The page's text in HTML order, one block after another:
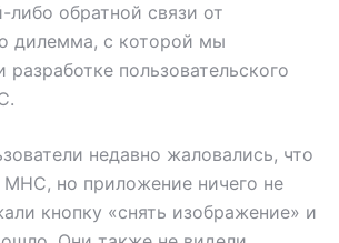
обратной связи от
дилемма, с которой мы
разработке пользовательского
недавно жаловались, что
но приложение ничего не
кнопку «снять изображение» и